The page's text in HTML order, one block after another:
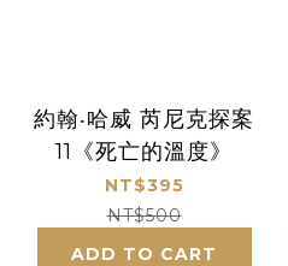
約翰‧哈威 芮尼克探案
11《死亡的溫度》
NT$395
NT$500
ADD TO CART